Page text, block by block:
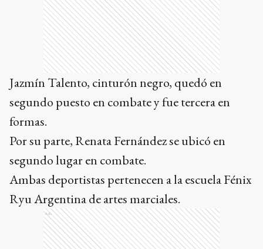
Jazmín Talento, cinturón negro, quedó en
segundo puesto en combate y fue tercera en
formas.
Por su parte, Renata Fernández se ubicó en
segundo lugar en combate.
Ambas deportistas pertenecen a la escuela Fénix
Ryu Argentina de artes marciales.
Ads